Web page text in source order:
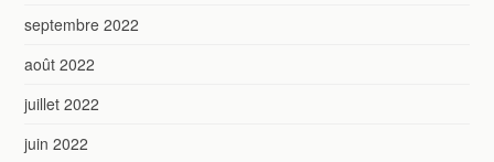
septembre 2022
août 2022
juillet 2022
juin 2022